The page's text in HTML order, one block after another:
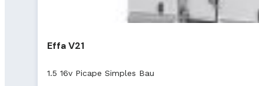
Effa V21
1.5 16v Picape Simples Bau